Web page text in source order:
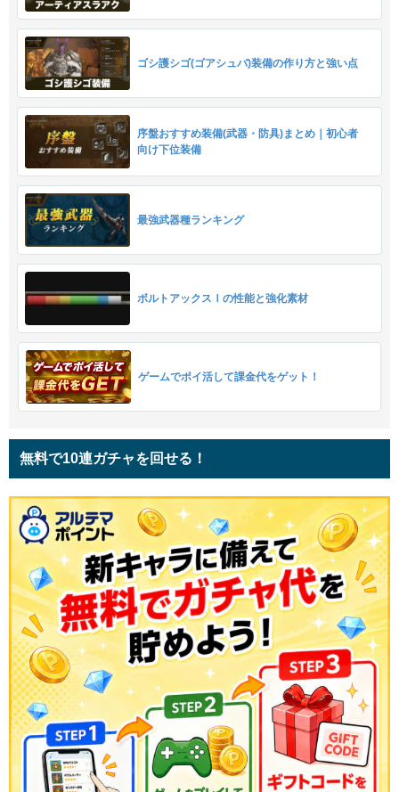
ゴシ護シゴ(ゴアシュバ)装備の作り方と強い点
序盤おすすめ装備(武器・防具)まとめ｜初心者
向け下位装備
最強武器種ランキング
ボルトアックスⅠの性能と強化素材
ゲームでポイ活して課金代をゲット！
無料で10連ガチャを回せる！